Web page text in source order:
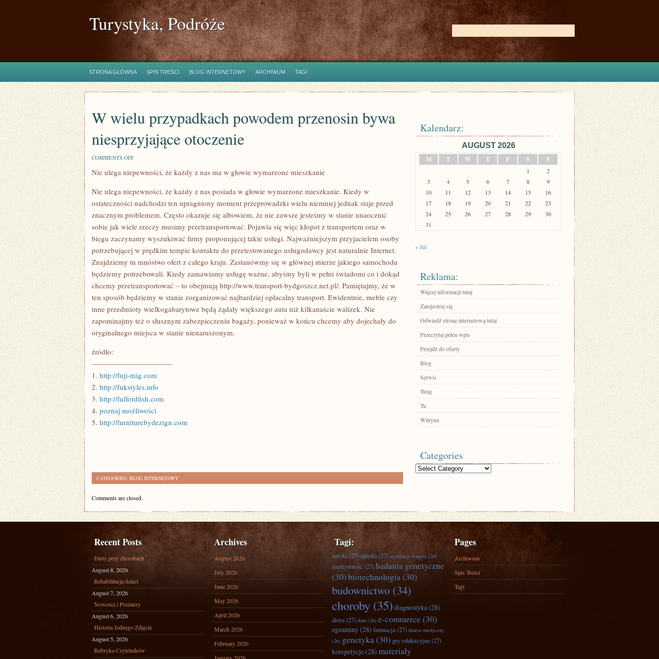
Turystyka, Podróże
STRONA GŁÓWNA SPIS TREŚCI BLOG INTERNETOWY ARCHIWUM TAGI
W wielu przypadkach powodem przenosin bywa
niesprzyjające otoczenie
COMMENTS OFFON
WIELU
PRZENOSIN
BYWA
OTOCZENIE
Nie ulega niepewności, że każdy z nas ma w głowie wymarzone mieszkanie
Nie ulega niepewności, że każdy z nas posiada w głowie wymarzone mieszkanie. Kiedy w
ostateczności nadchodzi ten upragniony moment przeprowadzki wielu niemniej jednak staje przed
znacznym problemem. Często okazuje się albowiem, że nie zawsze jesteśmy w stanie unaocznić
sobie jak wiele rzeczy musimy przetransportować. Pojawia się więc kłopot z transportem oraz w
biegu zaczynamy wyszukiwać firmy proponującej takie usługi. Najważniejszym przyjacielem osoby
potrzebującej w prędkim tempie kontaktu do przetestowanego usługodawcy jest naturalnie Internet.
Znajdziemy tu mnóstwo ofert z całego kraju. Zastanówmy się w głównej mierze jakiego samochodu
będziemy potrzebowali. Kiedy zamawiamy usługę ważne, abyśmy byli w pełni świadomi co i dokąd
chcemy przetransportować – to obejmują http://www.transport-bydgoszcz.net.pl/. Pamiętajmy, że w
ten sposób będziemy w stanie zorganizować najbardziej opłacalny transport. Ewidentnie, meble czy
inne przedmioty wielkogabarytowe będą żądały większego auta niż kilkanaście walizek. Nie
zapominajmy też o słusznym zabezpieczeniu bagaży, ponieważ w końcu chcemy aby dojechały do
oryginalnego miejsca w stanie nienaruszonym.
źródło:
———————————
1. http://fuji-mig.com
2. http://fukstyles.info
3. http://fulfordfish.com
4. poznaj możliwości
5. http://furniturebydezign.com
CATEGORIES: BLOG INTERNETOWY
Comments are closed.
Kalendarz:
AUGUST 2026
M
T W T F S S
1
2
3
4 5 6 7 8
9
10
11 12 13 14 15
16
17
18 19 20 21 22
23
24
25 26 27 28 29
30
31
« Jul
Reklama:
Więcej informacji tutaj
Zarejestruj się
Odwiedź stronę internetową tutaj
Przeczytaj pełen wpis
Przejdź do oferty
Blog
Serwis
Tutaj
Tu
Witryna
Categories
Categories
Recent Posts
Diety przy chorobach
August 8, 2026
Rehabilitacja dzieci
August 7, 2026
Nowości i Premiery
August 6, 2026
Historia Jednego Zdjęcia
August 5, 2026
Rubryka Czytelników
Archives
August 2026
July 2026
June 2026
May 2026
April 2026
March 2026
February 2026
Tagi:
antyki(27)apteka(27) aranżacja wnętrz (26)
asertywność (27)badania genetyczne
(30)biotechnologia(30)
budownictwo (34)
choroby (35) diagnostyka(28)
dieta(27) dom (26) e-commerce (30)
egzaminy(28) farmacja(27) fitness medyczny
(26) genetyka(30) gry edukacyjne (27)
korepetycje(28) materiały
Pages
Archiwum
Spis Treści
Tagi